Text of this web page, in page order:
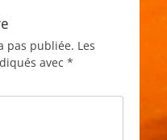
pas publiée. Les
avec *